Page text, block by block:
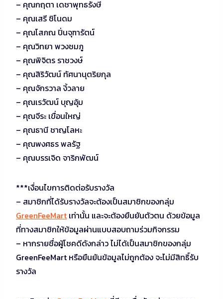
– คุณกฤตา​ เดชาพุทธรังษี
– คุณเสรี ชิโนดม
– คุณโสภณ ปิ่นจุฑารัตน์
– คุณวิทยา พวงชมภู
– คุณพิจิตร ราชวงษ์
– คุณสิริวัฒน์ ทัศนานุตริยกุล
– คุณจักรวาล งิ้วลาย
– คุณเรวัฒน์ บุญอุ้ม
– คุณจีระ เขื่อนใหญ่
– คุณธานี ชาญโลหะ
– คุณพงศธร พลรัฐ
– คุณบรรเจิด จาริกพัฒน์
***เงื่อนไขการติดต่อรับรางวัล
– สมาชิกที่ได้รับรางวัลจะต้องเป็นสมาชิกของกลุ่ม
GreenFeeMart เท่านั้น และจะต้องยืนยันตัวตน ด้วยข้อมูล
ที่ทางสมาชิกให้ข้อมูลผ่านแบบสอบถามร่วมกิจกรรม
– หากรายชื่อผู้โชคดีดังกล่าว ไม่ได้เป็นสมาชิกของกลุ่ม
GreenFeeMart หรือยืนยันข้อมูลไม่ถูกต้อง จะไม่มีสิทธิ์รับ
รางวัล